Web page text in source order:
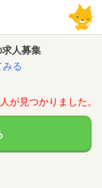
人募集
る
が見つかりました。